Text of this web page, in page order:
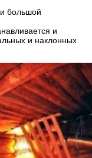
большой
и
и наклонных